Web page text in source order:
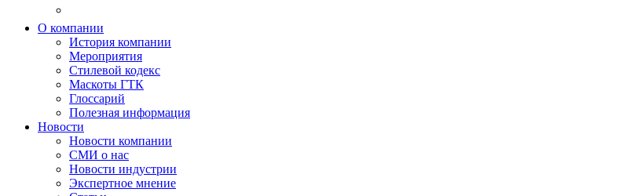
О компании
История компании
Мероприятия
Стилевой кодекс
Маскоты ГТК
Глоссарий
Полезная информация
Новости
Новости компании
СМИ о нас
Новости индустрии
Экспертное мнение